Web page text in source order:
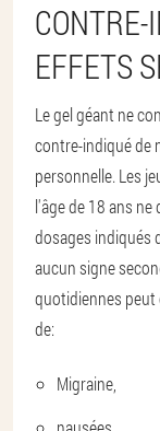
EFFETS
Le gel géant ne
contre-indiqué de
personnelle. Les
l'âge de 18 ans ne
dosages indiqués
aucun signe
quotidiennes peut
de:
Migraine,